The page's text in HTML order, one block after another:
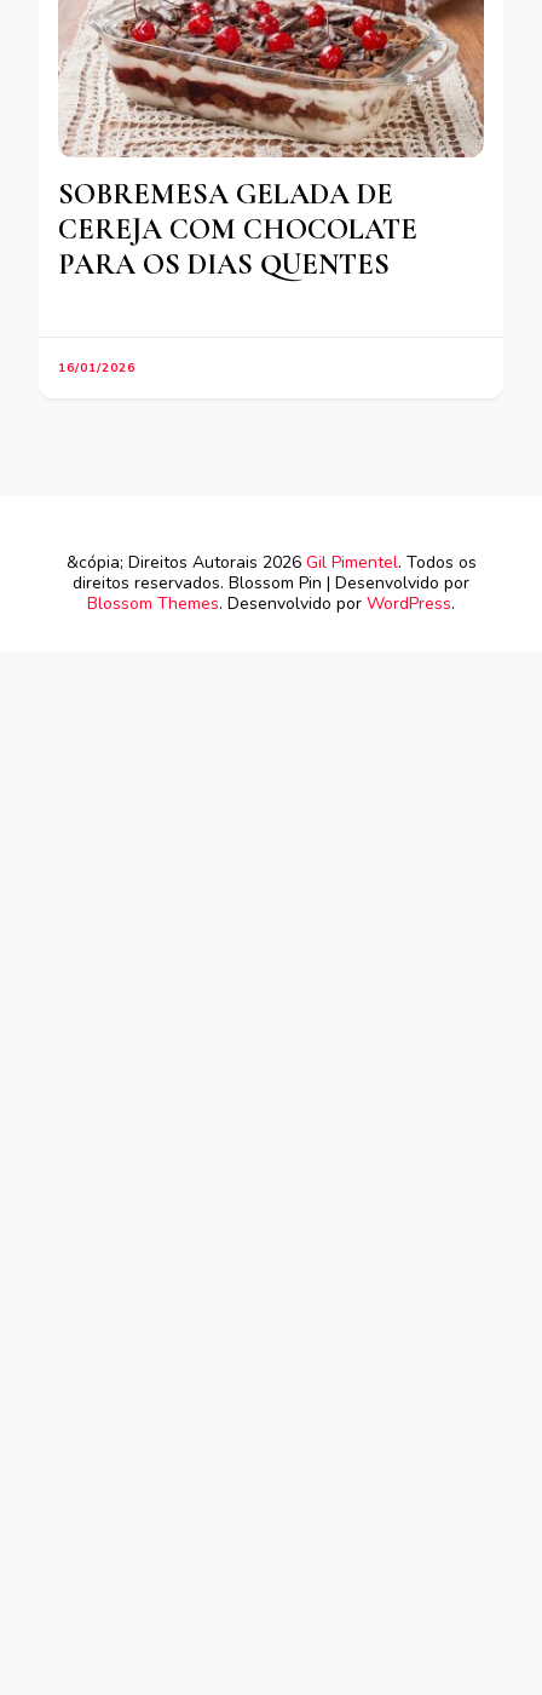
SOBREMESA GELADA DE
CEREJA COM CHOCOLATE
PARA OS DIAS QUENTES
16/01/2026
&cópia; Direitos Autorais 2026 Gil Pimentel. Todos os
direitos reservados. Blossom Pin | Desenvolvido por
Blossom Themes. Desenvolvido por WordPress.